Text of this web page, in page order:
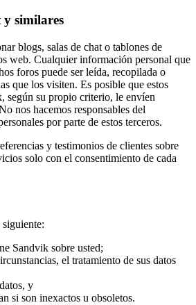
y similares
blogs, salas de chat o tablones de
web. Cualquier información personal que
foros puede ser leída, recopilada o
que los visiten. Es posible que estos
según su propio criterio, le envíen
nos hacemos responsables del
por parte de estos terceros.
y testimonios de clientes sobre
solo con el consentimiento de cada
siguiente:
Sandvik sobre usted;
el tratamiento de sus datos
y
si son inexactos u obsoletos.